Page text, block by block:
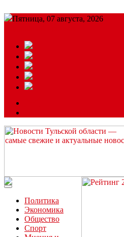
Пятница, 07 августа, 2026
Читайте последние новости дня в
“ЗаНовомосковск”
Политика
Экономика
Общество
Спорт